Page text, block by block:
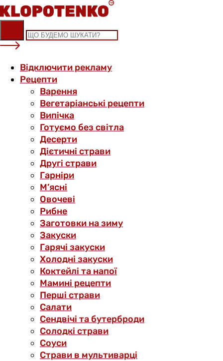
Skip
to
content
Відключити рекламу
Рецепти
Варення
Вегетаріанські рецепти
Випічка
Готуємо без світла
Десерти
Дієтичні страви
Другі страви
Гарніри
М’ясні
Овочеві
Рибне
Заготовки на зиму
Закуски
Гарячі закуски
Холодні закуски
Коктейлі та напої
Мамині рецепти
Перші страви
Салати
Сендвічі та бутерброди
Солодкі страви
Соуси
Страви в мультиварці